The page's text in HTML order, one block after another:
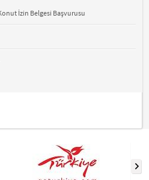
İzin Belgesi Başvurusu